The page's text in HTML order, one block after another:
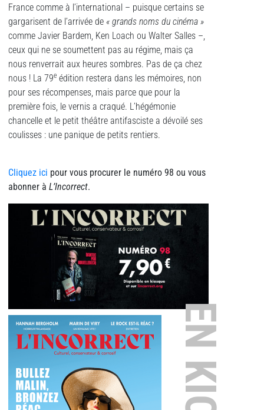
France comme à l’international – puisque certains se
gargarisent de l’arrivée de « grands noms du cinéma »
comme Javier Bardem, Ken Loach ou Walter Salles –,
ceux qui ne se soumettent pas au régime, mais ça
nous renverrait aux heures sombres. Pas de ça chez
nous ! La 79e édition restera dans les mémoires, non
pour ses récompenses, mais parce que pour la
première fois, le vernis a craqué. L’hégémonie
chancelle et le petit théâtre antifasciste a dévoilé ses
coulisses : une panique de petits rentiers.
Cliquez ici pour vous procurer le numéro 98 ou vous
abonner à L’Incorrect.